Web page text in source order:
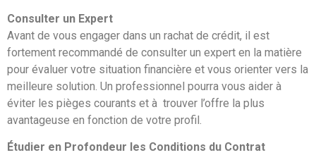
Consulter un Expert
Avant de vous engager dans un rachat de crédit, il est
fortement recommandé de consulter un expert en la matière
pour évaluer votre situation financière et vous orienter vers la
meilleure solution. Un professionnel pourra vous aider à
éviter les pièges courants et à trouver l’offre la plus
avantageuse en fonction de votre profil.
Étudier en Profondeur les Conditions du Contrat